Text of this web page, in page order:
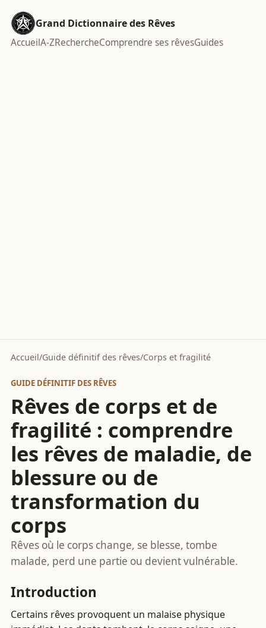
Grand Dictionnaire des Rêves
AccueilA-ZRechercheComprendre ses rêvesGuides
Accueil/Guide définitif des rêves/Corps et fragilité
GUIDE DÉFINITIF DES RÊVES
Rêves de corps et de
fragilité : comprendre
les rêves de maladie, de
blessure ou de
transformation du
corps
Rêves où le corps change, se blesse, tombe
malade, perd une partie ou devient vulnérable.
Introduction
Certains rêves provoquent un malaise physique